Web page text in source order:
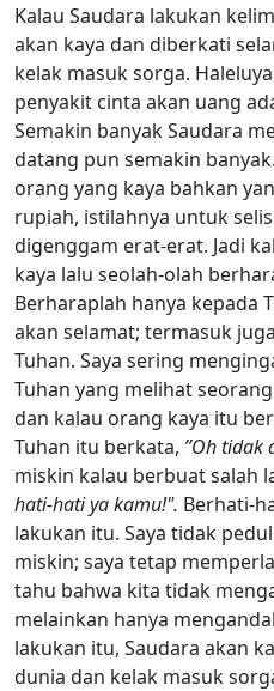
Kalau Saudara lakukan
akan kaya dan diberkati
kelak masuk sorga.
penyakit cinta akan uang
Semakin banyak Saudara
datang pun semakin
orang yang kaya bahkan
rupiah, istilahnya untuk
digenggam erat-erat. Jadi
kaya lalu seolah-olah
Berharaplah hanya kepada
akan selamat; termasuk
Tuhan. Saya sering
Tuhan yang melihat
dan kalau orang kaya itu
Tuhan itu berkata, ”Oh tidak
miskin kalau berbuat salah
hati-hati ya kamu!". Berhati-
lakukan itu. Saya tidak
miskin; saya tetap
tahu bahwa kita tidak
melainkan hanya
lakukan itu, Saudara akan
dunia dan kelak masuk